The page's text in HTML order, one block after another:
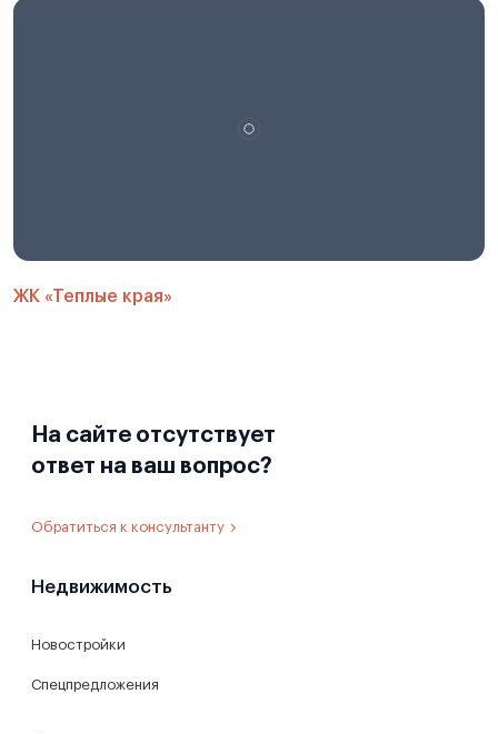
ЖК «Теплые края»
На сайте отсутствует
ответ на ваш вопрос?
Обратиться к консультанту
Недвижимость
Новостройки
Спецпредложения